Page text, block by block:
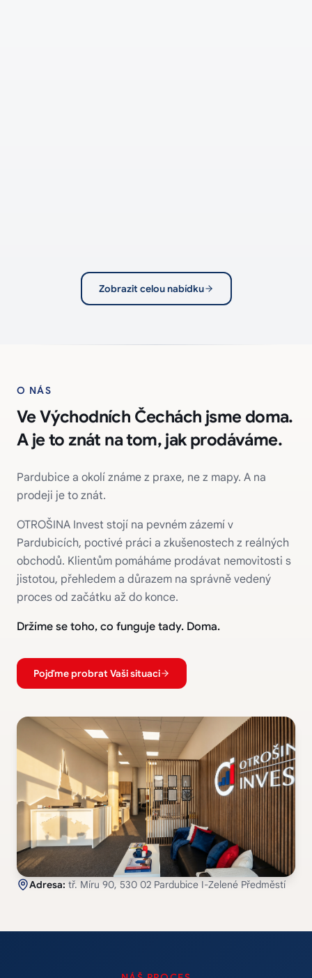
Zobrazit celou nabídku
O NÁS
Ve Východních Čechách jsme doma.
A je to znát na tom, jak prodáváme.
Pardubice a okolí známe z praxe, ne z mapy. A na
prodeji je to znát.
OTROŠINA Invest stojí na pevném zázemí v
Pardubicích, poctivé práci a zkušenostech z reálných
obchodů. Klientům pomáháme prodávat nemovitosti s
jistotou, přehledem a důrazem na správně vedený
proces od začátku až do konce.
Držíme se toho, co funguje tady. Doma.
Pojďme probrat Vaši situaci
Adresa: tř. Míru 90, 530 02 Pardubice I-Zelené Předměstí